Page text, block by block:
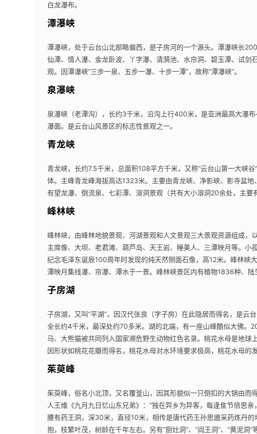
白龙瀑布。
潭瀑峡
潭瀑峡，处于云台山北部略偏西，是子房河的一个源头。潭瀑峡长
仙潭、情人瀑、金龙卧波、丫字瀑、清漪池、水帘洞、碧玉潭、试剑
观。因潭瀑峡“三步一泉、五步一瀑、十步一潭”，故称“潭瀑峡”。
泉瀑峡
泉瀑峡（老潭沟），长约3千米，沿沟上行400米，是亚洲最高大瀑
瀑面。是云台山风景区的标志性景观之一。
青龙峡
青龙峡，长约7.5千米，总面积108平方千米，又称“云台山第一大峡
体。主峰青龙峰海拔高达1323米。主要由青龙峡、净影峡、影寺盆
有望龙瀑、倒流泉、七彩潭、溶洞景观（共有大小溶洞20余处，主要
峰林峡
峰林峡，由峰林地貌景观、河湖景观和人文景观三大景观资源组成
主席像、大坝、老君滩、葫芦岛、天王岩、睡美人、三潭映月等。
纪念毛泽东诞辰100周年时发现的纯天然侧面石像，高12米。峰林峡
潭映月集线瀑、帘瀑、潭水于一景。峰林峡景区内有植物1836种、陆
子房湖
子房湖，又叫“平湖”，因汉代张良（字子房）在此隐居而得名，是云
全长约4千米，最深处约70多米。湖的北端，有一座山峰酷似大佛。
马、大熊猫被共同列入国家濒危野生动物红色名录。桃花水母是地球
因形状如桃花花瓣而得名，桃花水母对水环境要求极高，桃花水母的
茱萸峰
茱萸峰，俗名小北顶，又名覆釜山，因其形貌似一只倒扣的大锅由
人王维《九月九日忆山东兄弟》：“独在异乡为异客，每逢隹节倍思
腰有药王洞，深30米，直径10米，相传是唐代药王孙思邈采药炼丹
抱，枝繁叶茂，树龄在千年左右。另有“厨灶洞”、“阎王洞”、“黄泥